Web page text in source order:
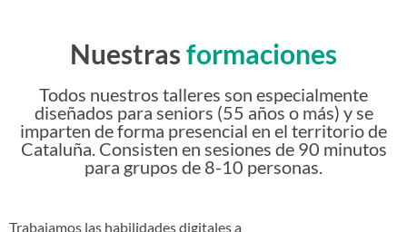
Nuestrasformaciones
Todos nuestros talleres son especialmente
diseñados para seniors (55 años o más) y se
imparten de forma presencial en el territorio de
Cataluña. Consisten en sesiones de 90 minutos
para grupos de 8-10 personas.
Trabajamos las habilidades digitales a